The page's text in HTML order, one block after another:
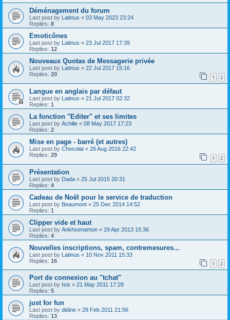
Déménagement du forum
Last post by Latinus « 03 May 2023 23:24
Replies: 8
Emoticônes
Last post by Latinus « 23 Jul 2017 17:39
Replies: 12
Nouveaux Quotas de Messagerie privée
Last post by Latinus « 22 Jul 2017 15:16
Replies: 20 1 2
Langue en anglais par défaut
Last post by Latinus « 21 Jul 2017 02:32
Replies: 1
La fonction "Editer" et ses limites
Last post by Achille « 08 May 2017 17:23
Replies: 2
Mise en page - barré (et autres)
Last post by Chocolat « 26 Aug 2016 22:42
Replies: 29 1 2
Présentation
Last post by Dada « 25 Jul 2015 20:31
Replies: 4
Cadeau de Noël pour le service de traduction
Last post by Beaumont « 25 Dec 2014 14:52
Replies: 1
Clipper vide et haut
Last post by Ankhsenamon « 29 Apr 2013 15:36
Replies: 4
Nouvelles inscriptions, spam, contremesures...
Last post by Latinus « 10 Nov 2011 15:33
Replies: 16 1 2
Port de connexion au "tchat"
Last post by Isis « 21 May 2011 17:28
Replies: 5
just for fun
Last post by didine « 28 Feb 2011 21:56
Replies: 13